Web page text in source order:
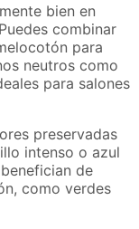
bien en
combinar
para
neutros como
para salones
preservadas
intenso o azul
de
como verdes